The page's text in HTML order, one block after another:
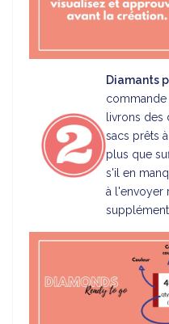
Diamants
commande
livrons des
sacs prêts
plus que
s'il en
à l'envoyer